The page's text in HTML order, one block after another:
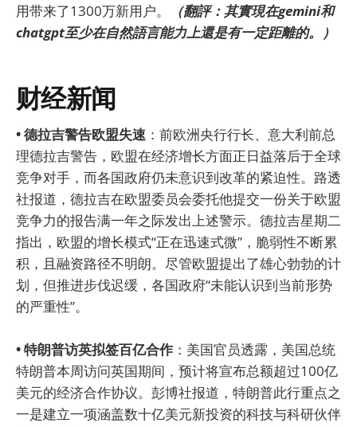
用带来了1300万新用户。
（翻評：其實現在gemini和
chatgpt至少在自然語言能力上還是有一定距離的。）
财经新闻
• 德拉吉警告欧盟失速 ：前欧洲央行行长、意大利前总
理德拉吉警告，欧盟在经济增长方面正日益落后于全球
竞争对手，而各国政府仍未意识到改革的紧迫性。路透
社报道，德拉吉在欧盟委员会委托他提交一份关于欧盟
竞争力的报告满一年之际发出上述警示。德拉吉星期二
指出，欧盟的增长模式“正在迅速式微”，脆弱性不断累
积，且融资路径不明朗。尽管欧盟提出了雄心勃勃的计
划，但推进步伐迟缓，各国政府“未能认识到当前形势
的严重性”。
• 特朗普访英拟签百亿合作 ：美国官员透露，美国总统
特朗普本周访问英国期间，预计将宣布总额超过100亿
美元的经济合作协议。彭博社报道，特朗普此行重点之
一是建立一项涵盖数十亿美元新投资的科技与科研伙伴